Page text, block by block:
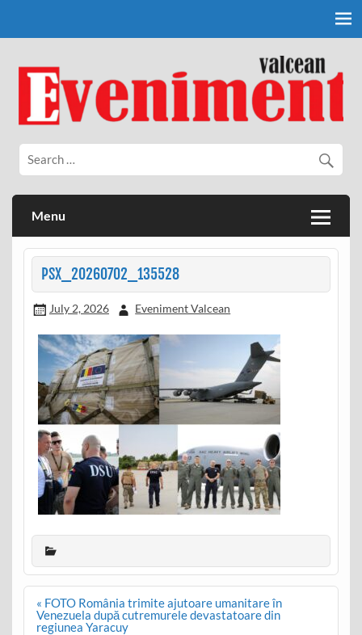
Eveniment Valcean
Menu
PSX_20260702_135528
July 2, 2026 Eveniment Valcean
Post
navigation
« FOTO România trimite ajutoare umanitare în
Venezuela după cutremurele devastatoare din
regiunea Yaracuy